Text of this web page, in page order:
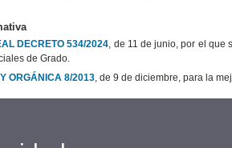
DECRETO 534/2024 , de 11 de junio, por el
de Grado.
ORGÁNICA 8/2013, de 9 de diciembre, para la